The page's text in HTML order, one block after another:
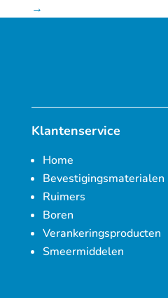
→
Klantenservice
Home
Bevestigingsmaterialen
Ruimers
Boren
Verankeringsproducten
Smeermiddelen